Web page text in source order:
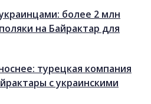
более 2 млн
на Байрактар для
турецкая компания
с украинскими